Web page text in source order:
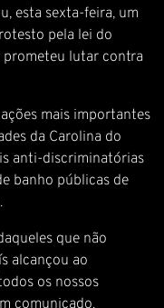
esta sexta-feira, um
pela lei do
prometeu lutar contra
mais importantes
da Carolina do
anti-discriminatórias
banho públicas de
que não
alcançou ao
os nossos
comunicado.